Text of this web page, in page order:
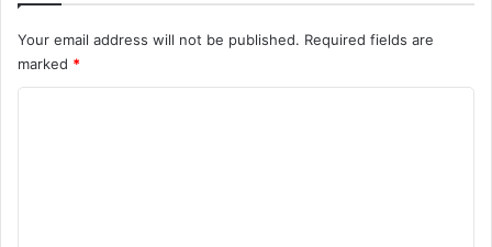
Your email address will not be published. Required fields are
marked *